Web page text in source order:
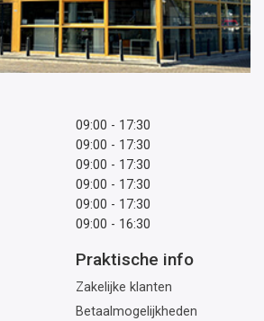
09:00 - 17:30
09:00 - 17:30
09:00 - 17:30
09:00 - 17:30
09:00 - 17:30
09:00 - 16:30
Praktische info
Zakelijke klanten
Betaalmogelijkheden